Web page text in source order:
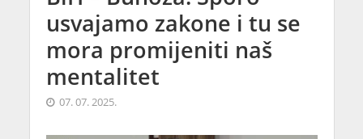
usvajamo zakone i tu se
mora promijeniti naš
mentalitet
07. 07. 2025.